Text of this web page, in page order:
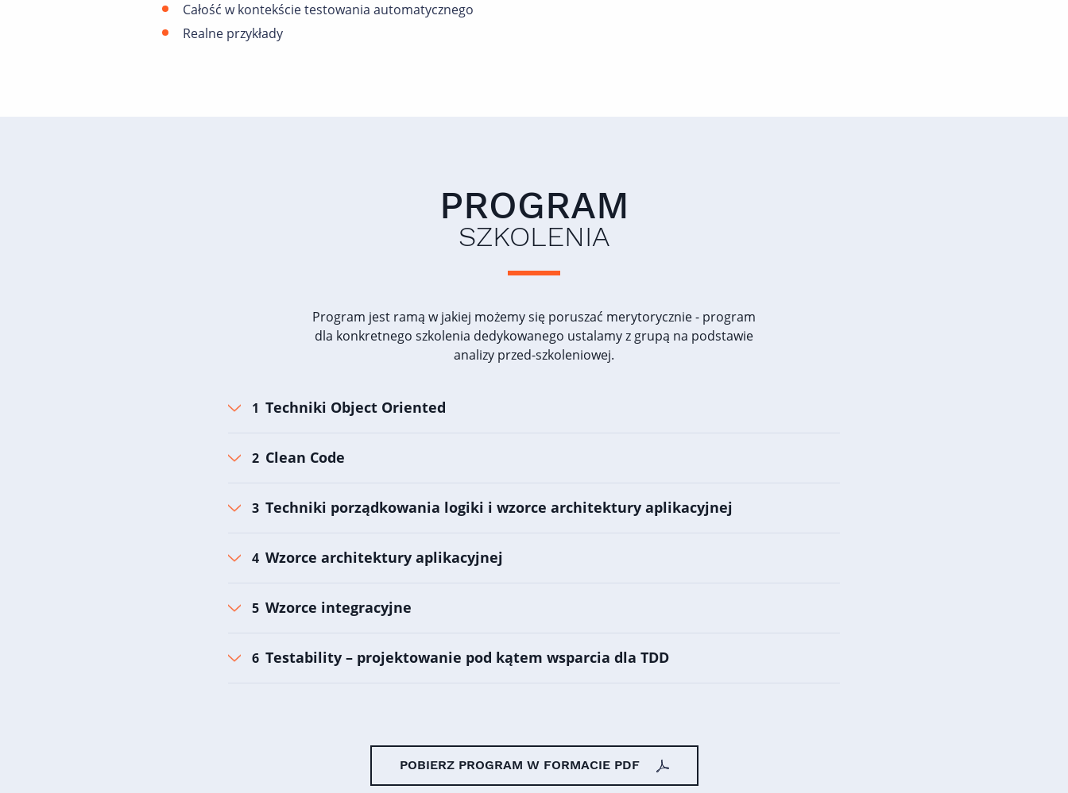
Całość w kontekście testowania automatycznego
Realne przykłady
PROGRAM
SZKOLENIA
Program jest ramą w jakiej możemy się poruszać merytorycznie - program
dla konkretnego szkolenia dedykowanego ustalamy z grupą na podstawie
analizy przed-szkoleniowej.
Techniki Object Oriented
Clean Code
Techniki porządkowania logiki i wzorce architektury aplikacyjnej
Wzorce architektury aplikacyjnej
Wzorce integracyjne
Testability – projektowanie pod kątem wsparcia dla TDD
POBIERZ PROGRAM W FORMACIE PDF